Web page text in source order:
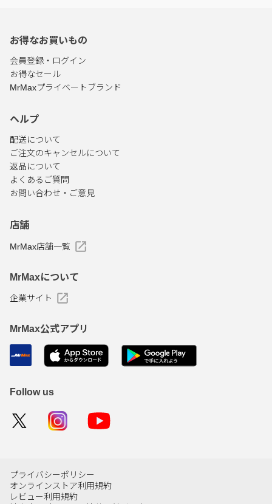
お得なお買いもの
会員登録・ログイン
お得なセール
MrMaxプライベートブランド
ヘルプ
配送について
ご注文のキャンセルについて
返品について
よくあるご質問
お問い合わせ・ご意見
店舗
MrMax店舗一覧
MrMaxについて
企業サイト
MrMax公式アプリ
Follow us
プライバシーポリシー
オンラインストア利用規約
レビュー利用規約